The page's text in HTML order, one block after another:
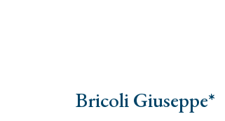
Bricoli Giuseppe*